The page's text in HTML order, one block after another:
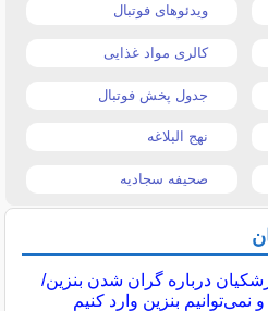
ویدئوهای فوتبال
کالری مواد غذایی
جدول پخش فوتبال
نهج البلاغه
صحیفه سجادیه
درباره گران شدن بنزین/
بنزین وارد کنیم